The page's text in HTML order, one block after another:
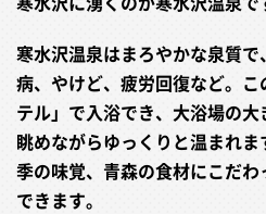
寒水沢温泉はまろやかな泉質
病、やけど、疲労回復など。
テル」で入浴でき、大浴場の
眺めながらゆっくりと温まれ
季の味覚、青森の食材にこだ
できます。